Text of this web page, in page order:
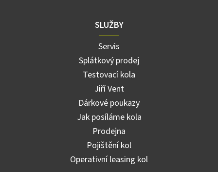
SLUŽBY
Servis
Splátkový prodej
Testovací kola
Jiří Vent
Dárkové poukazy
Jak posíláme kola
Prodejna
Pojištění kol
Operativní leasing kol